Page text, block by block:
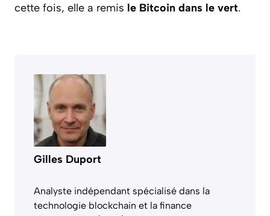
cette fois, elle a remis le Bitcoin dans le vert.
Gilles Duport
Analyste indépendant spécialisé dans la
technologie blockchain et la finance